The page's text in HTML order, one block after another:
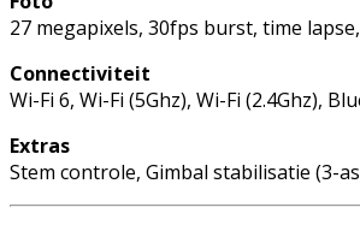
27 megapixels, 30fps burst, time
Connectiviteit
Wi-Fi 6, Wi-Fi (5Ghz), Wi-Fi (2.4Ghz),
Extras
Stem controle, Gimbal stabilisatie (3-